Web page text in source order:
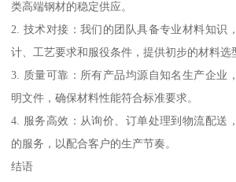
类高端钢材的稳定供应。
2. 技术对接：我们的团队具备专业材料知识
计、工艺要求和服役条件，提供初步的材料选
3. 质量可靠：所有产品均源自知名生产企业
明文件，确保材料性能符合标准要求。
4. 服务高效：从询价、订单处理到物流配送
的服务，以配合客户的生产节奏。
结语